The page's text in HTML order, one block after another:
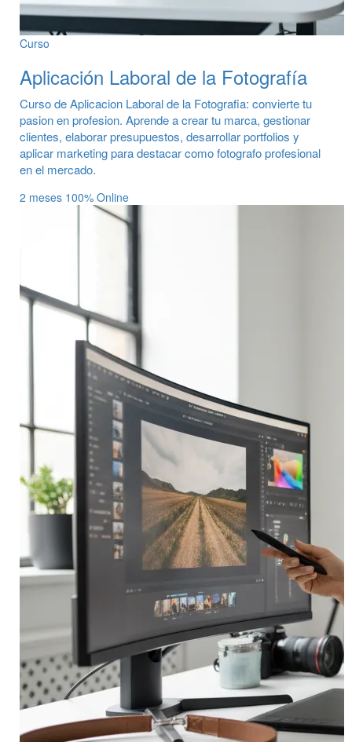
Curso
Aplicación Laboral de la Fotografía
Curso de Aplicacion Laboral de la Fotografia: convierte tu
pasion en profesion. Aprende a crear tu marca, gestionar
clientes, elaborar presupuestos, desarrollar portfolios y
aplicar marketing para destacar como fotografo profesional
en el mercado.
2 meses 100% Online